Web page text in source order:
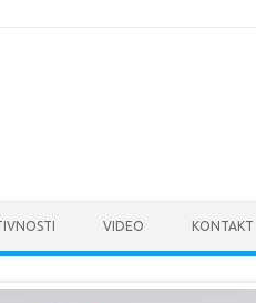
VIDEO KONTAKT